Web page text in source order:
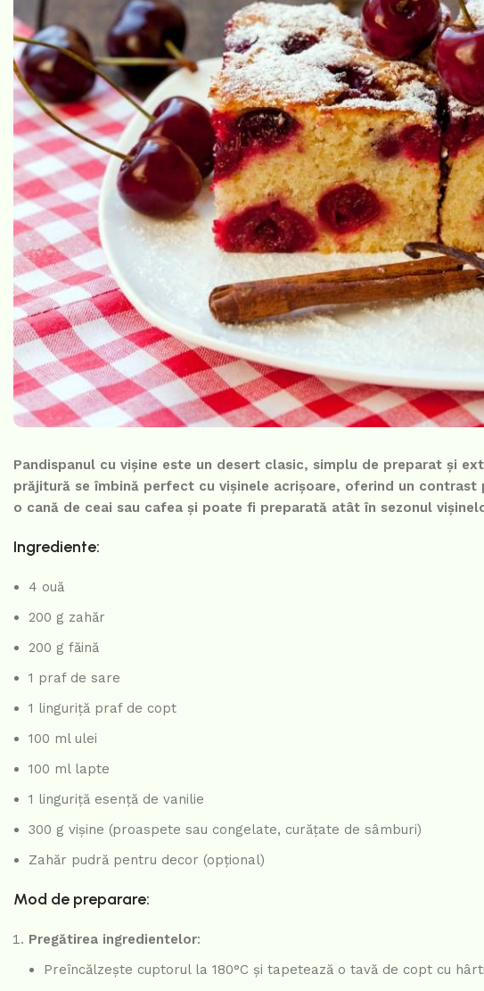
Pandispanul cu vișine este un desert clasic, simplu de preparat și
prăjitură se îmbină perfect cu vișinele acrișoare, oferind un
o cană de ceai sau cafea și poate fi preparată atât în sezonul
Ingrediente:
4 ouă
200 g zahăr
200 g făină
1 praf de sare
1 linguriță praf de copt
100 ml ulei
100 ml lapte
1 linguriță esență de vanilie
300 g vișine (proaspete sau congelate, curățate de sâmburi)
Zahăr pudră pentru decor (opțional)
Mod de preparare:
Pregătirea ingredientelor:
Preîncălzește cuptorul la 180°C și tapetează o tavă de copt cu